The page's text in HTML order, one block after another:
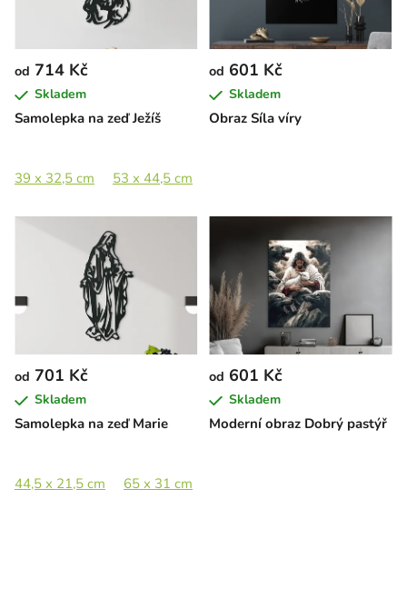
Samolepka na zeď Ježíš
od 714 Kč
Skladem
39 x 32,5 cm 53 x 44,5 cm
Obraz Síla víry
od 601 Kč
Skladem
Samolepka na zeď Marie
od 701 Kč
Skladem
44,5 x 21,5 cm 65 x 31 cm
Moderní obraz Dobrý pastýř
od 601 Kč
Skladem